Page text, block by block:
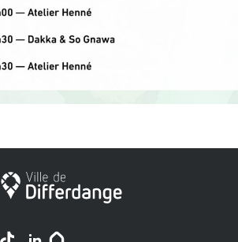
Ville de Differdange